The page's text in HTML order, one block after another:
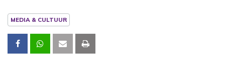
MEDIA & CULTUUR